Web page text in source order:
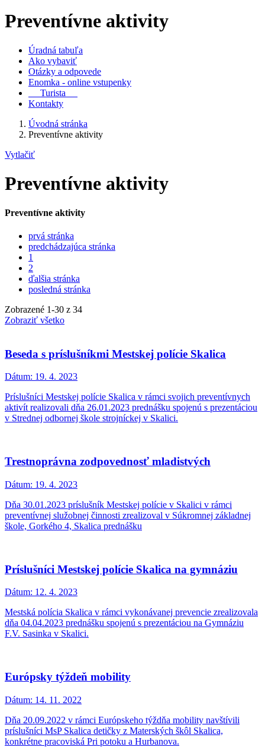
Preventívne aktivity
Úradná tabuľa
Ako vybaviť
Otázky a odpovede
Enomka - online vstupenky
Turista
Kontakty
Úvodná stránka
Preventívne aktivity
Vytlačiť
Preventívne aktivity
Preventívne aktivity
prvá stránka
predchádzajúca stránka
1
2
ďalšia stránka
posledná stránka
Zobrazené 1-30 z 34
Zobraziť všetko
Beseda s príslušníkmi Mestskej polície Skalica
Dátum: 19. 4. 2023
Príslušníci Mestskej polície Skalica v rámci svojich preventívnych
aktivít realizovali dňa 26.01.2023 prednášku spojenú s prezentáciou
v Strednej odbornej škole strojníckej v Skalici.
Trestnoprávna zodpovednosť mladistvých
Dátum: 19. 4. 2023
Dňa 30.01.2023 príslušník Mestskej polície v Skalici v rámci
preventívnej služobnej činnosti zrealizoval v Súkromnej základnej
škole, Gorkého 4, Skalica prednášku
Príslušníci Mestskej polície Skalica na gymnáziu
Dátum: 12. 4. 2023
Mestská polícia Skalica v rámci vykonávanej prevencie zrealizovala
dňa 04.04.2023 prednášku spojenú s prezentáciou na Gymnáziu
F.V. Sasinka v Skalici.
Európsky týždeň mobility
Dátum: 14. 11. 2022
Dňa 20.09.2022 v rámci Európskeho týždňa mobility navštívili
príslušníci MsP Skalica detičky z Materských škôl Skalica,
konkrétne pracoviská Pri potoku a Hurbanova.